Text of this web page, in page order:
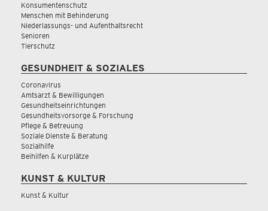
Konsumentenschutz
Menschen mit Behinderung
Niederlassungs- und Aufenthaltsrecht
Senioren
Tierschutz
GESUNDHEIT & SOZIALES
Coronavirus
Amtsarzt & Bewilligungen
Gesundheitseinrichtungen
Gesundheitsvorsorge & Forschung
Pflege & Betreuung
Soziale Dienste & Beratung
Sozialhilfe
Beihilfen & Kurplätze
KUNST & KULTUR
Kunst & Kultur